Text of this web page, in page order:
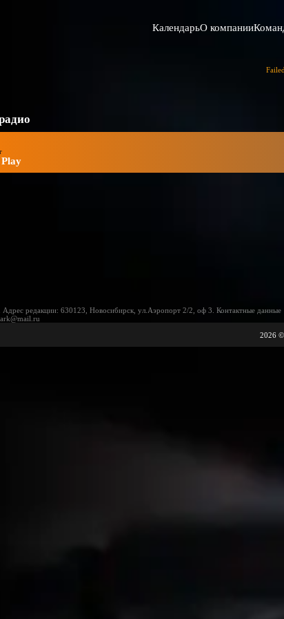
КалендарьО компании
редакции: 630123, Новосибирск, ул.Аэропорт 2/2, оф 3. Контактные данные
2026